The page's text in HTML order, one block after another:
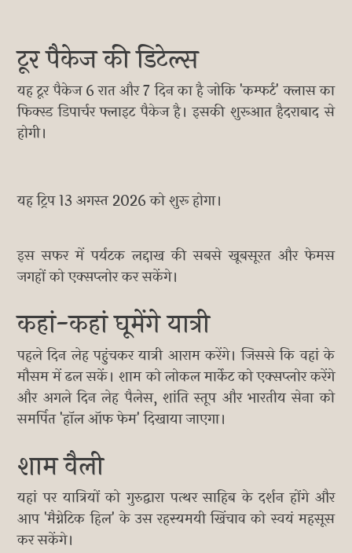
टूर पैकेज की डिटेल्स
यह टूर पैकेज 6 रात और 7 दिन का है जोकि 'कम्फर्ट' क्लास का
फिक्स्ड डिपार्चर फ्लाइट पैकेज है। इसकी शुरूआत हैदराबाद से
होगी।
यह ट्रिप 13 अगस्त 2026 को शुरू होगा।
इस सफर में पर्यटक लद्दाख की सबसे खूबसूरत और फेमस
जगहों को एक्सप्लोर कर सकेंगे।
कहां-कहां घूमेंगे यात्री
पहले दिन लेह पहुंचकर यात्री आराम करेंगे। जिससे कि वहां के
मौसम में ढल सकें। शाम को लोकल मार्केट को एक्सप्लोर करेंगे
और अगले दिन लेह पैलेस, शांति स्तूप और भारतीय सेना को
समर्पित 'हॉल ऑफ फेम' दिखाया जाएगा।
शाम वैली
यहां पर यात्रियों को गुरुद्वारा पत्थर साहिब के दर्शन होंगे और
आप 'मैग्नेटिक हिल' के उस रहस्यमयी खिंचाव को स्वयं महसूस
कर सकेंगे।